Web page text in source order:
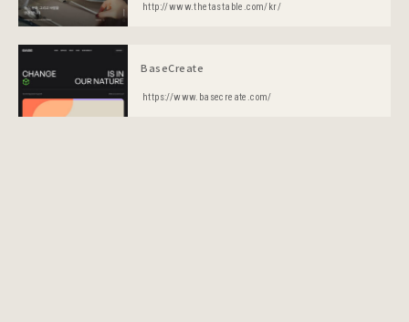
http://www.thetastable.com/kr/
BaseCreate
https://www.basecreate.com/